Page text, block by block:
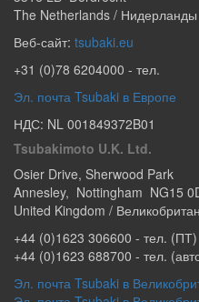
The Netherlands / Нидерланды
Веб-сайт: tsubaki.eu
+31 (0)78 6204000 - тел.
Эл. почта Tsubaki в Европе
НДС: NL 001849372B01
Tsubakimoto U.K. Ltd.
Osier Drive, Sherwood Park
Annesley, Nottingham NG15
United Kingdom /
+44 (0)1623 306600 - тел. (ПТ)
+44 (0)1623 688700 - тел.
Эл. почта Tsubaki в